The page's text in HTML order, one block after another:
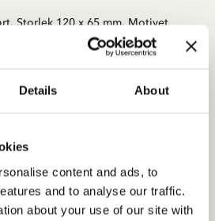
Details About
content and ads, to
and to analyse our traffic.
about your use of our site with
Storlek 120 x 65 mm. Motivet
och bokmärke.
Långstrump